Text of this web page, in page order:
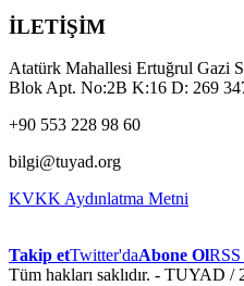
İLETİŞİM
Atatürk Mahallesi Ertuğrul Gazi
Blok Apt. No:2B K:16 D: 269
+90 553 228 98 60
bilgi@tuyad.org
KVKK Aydınlatma Metni
Takip etTwitter'daAbone OlRSS
Tüm hakları saklıdır. - TUYAD /